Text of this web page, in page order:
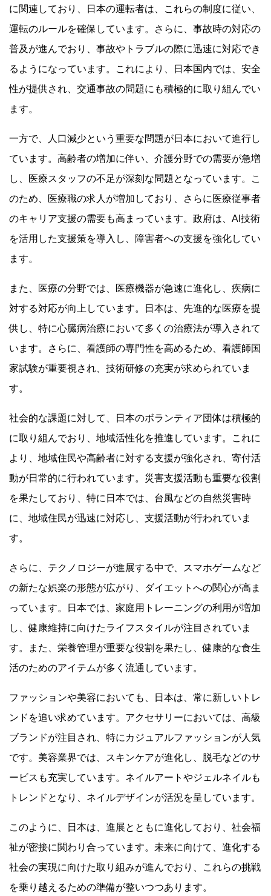
に関連しており、日本の運転者は、これらの制度に従い、
運転のルールを確保しています。さらに、事故時の対応の
普及が進んでおり、事故やトラブルの際に迅速に対応でき
るようになっています。これにより、日本国内では、安全
性が提供され、交通事故の問題にも積極的に取り組んでい
ます。
一方で、人口減少という重要な問題が日本において進行し
ています。高齢者の増加に伴い、介護分野での需要が急増
し、医療スタッフの不足が深刻な問題となっています。こ
のため、医療職の求人が増加しており、さらに医療従事者
のキャリア支援の需要も高まっています。政府は、AI技術
を活用した支援策を導入し、障害者への支援を強化してい
ます。
また、医療の分野では、医療機器が急速に進化し、疾病に
対する対応が向上しています。日本は、先進的な医療を提
供し、特に心臓病治療において多くの治療法が導入されて
います。さらに、看護師の専門性を高めるため、看護師国
家試験が重要視され、技術研修の充実が求められていま
す。
社会的な課題に対して、日本のボランティア団体は積極的
に取り組んでおり、地域活性化を推進しています。これに
より、地域住民や高齢者に対する支援が強化され、寄付活
動が日常的に行われています。災害支援活動も重要な役割
を果たしており、特に日本では、台風などの自然災害時
に、地域住民が迅速に対応し、支援活動が行われていま
す。
さらに、テクノロジーが進展する中で、スマホゲームなど
の新たな娯楽の形態が広がり、ダイエットへの関心が高ま
っています。日本では、家庭用トレーニングの利用が増加
し、健康維持に向けたライフスタイルが注目されていま
す。また、栄養管理が重要な役割を果たし、健康的な食生
活のためのアイテムが多く流通しています。
ファッションや美容においても、日本は、常に新しいトレ
ンドを追い求めています。アクセサリーにおいては、高級
ブランドが注目され、特にカジュアルファッションが人気
です。美容業界では、スキンケアが進化し、脱毛などのサ
ービスも充実しています。ネイルアートやジェルネイルも
トレンドとなり、ネイルデザインが活況を呈しています。
このように、日本は、進展とともに進化しており、社会福
祉が密接に関わり合っています。未来に向けて、進化する
社会の実現に向けた取り組みが進んでおり、これらの挑戦
を乗り越えるための準備が整いつつあります。